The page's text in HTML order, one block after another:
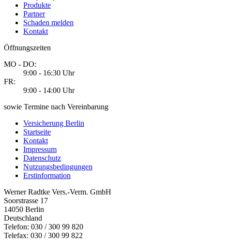
Produkte
Partner
Schaden melden
Kontakt
Öffnungszeiten
MO - DO:
9:00 - 16:30 Uhr
FR:
9:00 - 14:00 Uhr
sowie Termine nach Vereinbarung
Versicherung Berlin
Startseite
Kontakt
Impressum
Datenschutz
Nutzungsbedingungen
Erstinformation
Werner Radtke Vers.-Verm. GmbH
Soorstrasse 17
14050 Berlin
Deutschland
Telefon: 030 / 300 99 820
Telefax: 030 / 300 99 822